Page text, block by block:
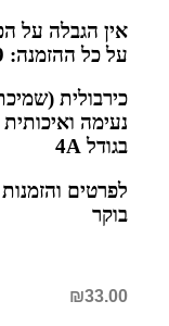
אין הגבלה על
על כל ההזמנה: 39 שח
כירבולית
נעימה ואיכותית
בגודל 4 A
בוקר
₪33.00